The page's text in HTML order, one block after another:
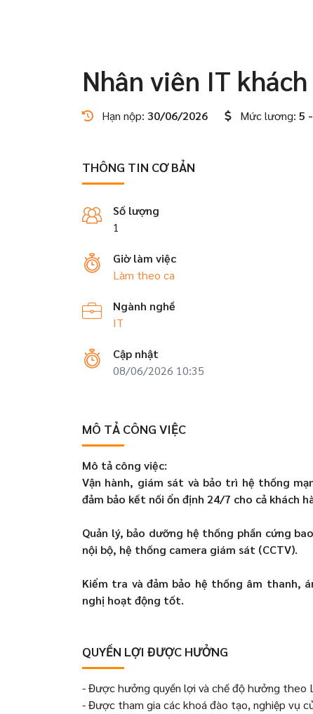
Nhân viên IT khách
Hạn nộp: 30/06/2026 Mức lương: 5
THÔNG TIN CƠ BẢN
Số lượng
1
Giờ làm việc
Làm theo ca
Ngành nghề
IT
Cập nhật
08/06/2026 10:35
MÔ TẢ CÔNG VIỆC
Mô tả công việc:
Vận hành, giám sát và bảo trì hệ thống
đảm bảo kết nối ổn định 24/7 cho cả khách
Quản lý, bảo dưỡng hệ thống phần cứng
nội bộ, hệ thống camera giám sát (CCTV).
Kiểm tra và đảm bảo hệ thống âm thanh,
nghị hoạt động tốt.
QUYỀN LỢI ĐƯỢC HƯỞNG
- Được hưởng quyền lợi và chế độ hưởng theo
- Được tham gia các khoá đào tạo, nghiệp vụ